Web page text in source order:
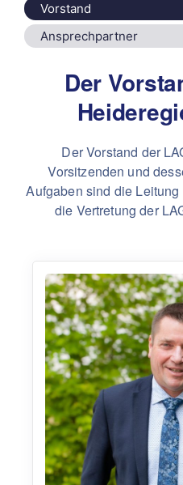
Vorstand
Ansprechpartner
Der
Der Vorstand der
Vorsitzenden und
Aufgaben sind die
die Vertretung der